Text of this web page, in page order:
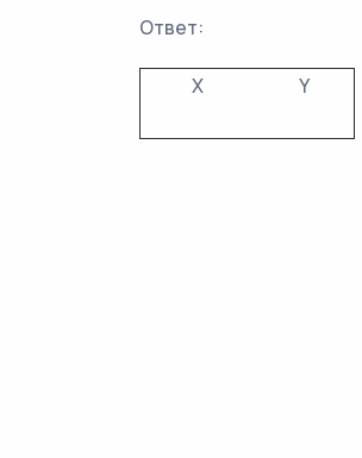
Ответ:
X Y